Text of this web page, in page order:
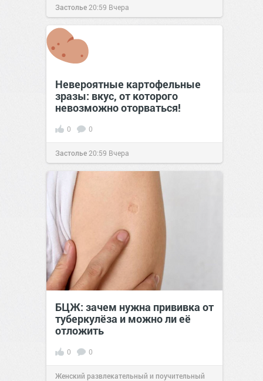
Застолье 20:59 Вчера
Невероятные картофельные
зразы: вкус, от которого
невозможно оторваться!
0 0
Застолье 20:59 Вчера
БЦЖ: зачем нужна прививка от
туберкулёза и можно ли её
отложить
0 0
Женский развлекательный и поучительный